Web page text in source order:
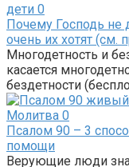
дети 0
Почему Господь не
очень их хотят (см.
Многодетность и
касается
бездетности
Молитва 0
Псалом 90 – 3
помощи
Верующие люди